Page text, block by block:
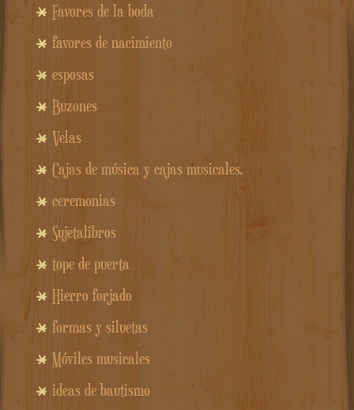
Favores de la boda
favores de nacimiento
esposas
Buzones
Velas
Cajas de música y cajas musicales.
ceremonias
Sujetalibros
tope de puerta
Hierro forjado
formas y siluetas
Móviles musicales
ideas de bautismo